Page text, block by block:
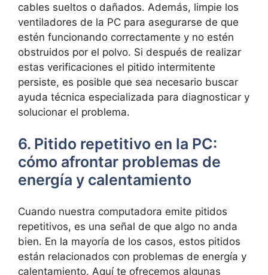
cables ⁢sueltos o ⁣dañados. Además,⁤ limpie los
ventiladores de la PC⁣ para asegurarse de ⁣que
estén funcionando‍ correctamente⁣ y no estén
obstruidos por el polvo. Si después ‌de⁢ realizar
estas ‌verificaciones⁢ el pitido ‌intermitente
persiste, es posible que sea necesario⁤ buscar‌
ayuda⁣ técnica especializada para diagnosticar‌ y
solucionar el problema.
6. Pitido repetitivo en la ⁢PC:
cómo afrontar‍ problemas de
energía‌ y calentamiento
Cuando nuestra computadora emite pitidos
repetitivos, ‌es una señal de que algo no‌ anda
bien. En la ⁢mayoría de los⁤ casos,​ estos pitidos
están‌ relacionados‌ con problemas ‍de⁢ energía y
calentamiento. Aquí te ofrecemos‍ algunas